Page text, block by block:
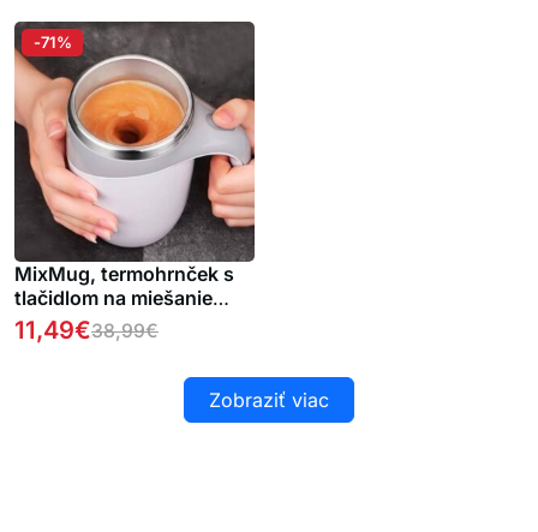
MixMug, termohrnček s
tlačidlom na miešanie
nápojov
11,49€38,99€
-71%
Zobraziť viac